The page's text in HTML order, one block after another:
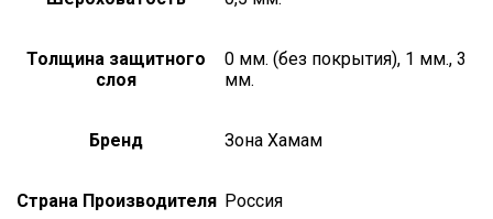
Толщина защитного
слоя
0 мм. (без покрытия), 1 мм., 3
мм.
Бренд Зона Хамам
Страна Производителя Россия